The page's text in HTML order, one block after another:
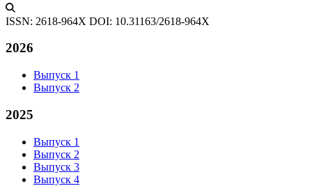
ISSN: 2618-964X DOI: 10.31163/2618-964X
2026
Выпуск 1
Выпуск 2
2025
Выпуск 1
Выпуск 2
Выпуск 3
Выпуск 4